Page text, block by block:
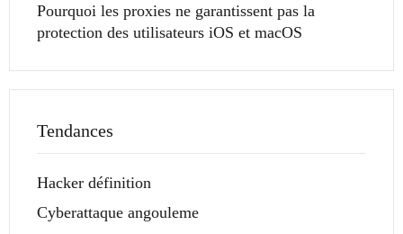
Pourquoi les proxies ne garantissent pas la
protection des utilisateurs iOS et macOS
Tendances
Hacker définition
Cyberattaque angouleme